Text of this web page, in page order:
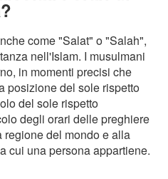
come "Salat" o "Salah",
nell'Islam. I musulmani
in momenti precisi che
posizione del sole rispetto
del sole rispetto
degli orari delle preghiere
del mondo e alla
cui una persona appartiene.